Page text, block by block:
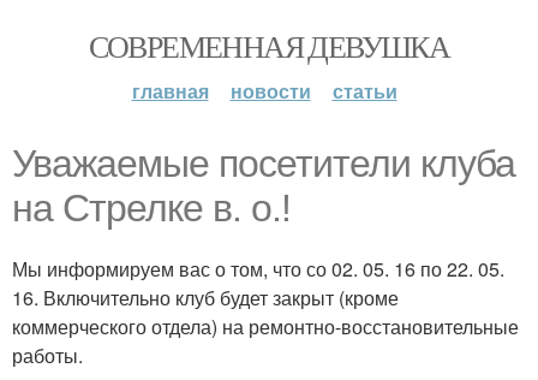
СОВРЕМЕННАЯ ДЕВУШКА
главная новости статьи
Уважаемые посетители клуба
на Стрелке в. о.!
Мы информируем вас о том, что со 02. 05. 16 по 22. 05.
16. Включительно клуб будет закрыт (кроме
коммерческого отдела) на ремонтно-восстановительные
работы.